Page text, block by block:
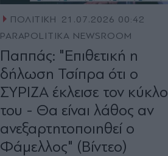
ΠΟΛΙΤΙΚΗ
21.07.2026 00:42
PARAPOLITIKA NEWSROOM
Παππάς: "Επιθετική η
δήλωση Τσίπρα ότι ο
ΣΥΡΙΖΑ έκλεισε τον κύκλο
του - Θα είναι λάθος αν
ανεξαρτητοποιηθεί ο
Φάμελλος" (Βίντεο)